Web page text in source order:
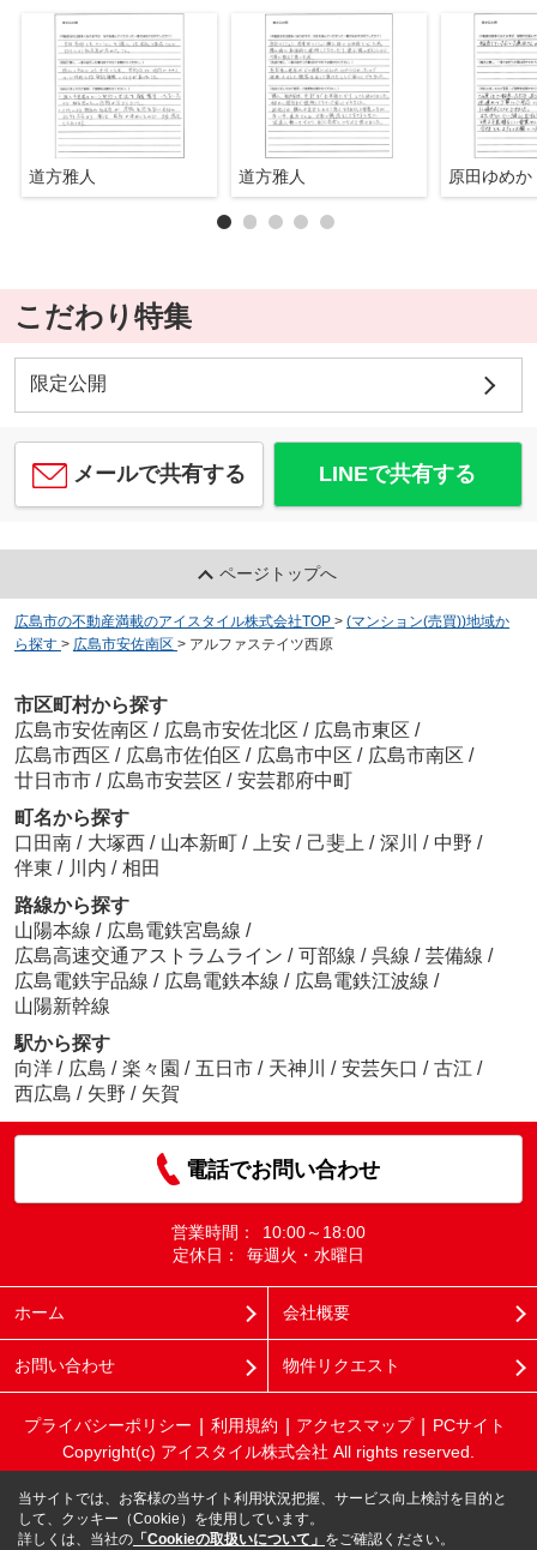
道方雅人 道方雅人 原田ゆめか
こだわり特集
限定公開
メールで共有する LINEで共有する
ページトップへ
広島市の不動産満載のアイスタイル株式会社TOP > (マンション(売買))地域か
ら探す > 広島市安佐南区 > アルファステイツ西原
市区町村から探す
広島市安佐南区 / 広島市安佐北区 / 広島市東区 /
広島市西区 / 広島市佐伯区 / 広島市中区 / 広島市南区 /
廿日市市 / 広島市安芸区 / 安芸郡府中町
町名から探す
口田南 / 大塚西 / 山本新町 / 上安 / 己斐上 / 深川 / 中野 /
伴東 / 川内 / 相田
路線から探す
山陽本線 / 広島電鉄宮島線 /
広島高速交通アストラムライン / 可部線 / 呉線 / 芸備線 /
広島電鉄宇品線 / 広島電鉄本線 / 広島電鉄江波線 /
山陽新幹線
駅から探す
向洋 / 広島 / 楽々園 / 五日市 / 天神川 / 安芸矢口 / 古江 /
西広島 / 矢野 / 矢賀
電話でお問い合わせ
営業時間：
10:00～18:00
定休日：
毎週火・水曜日
ホーム 会社概要
お問い合わせ 物件リクエスト
プライバシーポリシー 利用規約 アクセスマップ
PCサイト
Copyright(c) アイスタイル株式会社 All rights reserved.
当サイトでは、お客様の当サイト利用状況把握、サービス向上検討を目的と
して、クッキー（Cookie）を使用しています。
詳しくは、当社の 「Cookieの取扱いについて」 をご確認ください。